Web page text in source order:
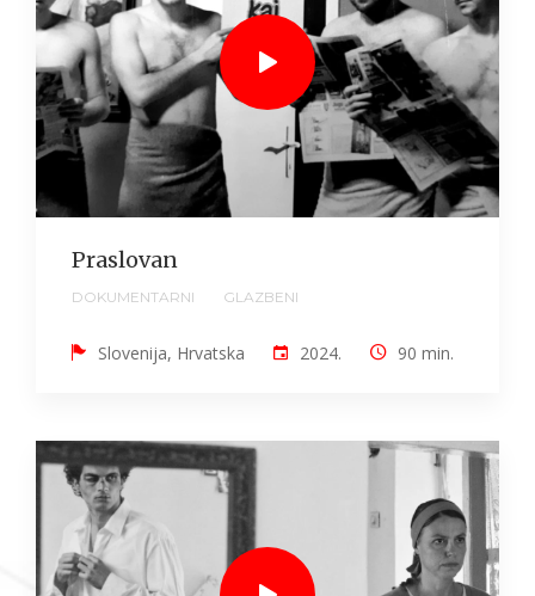
Praslovan
DOKUMENTARNI GLAZBENI
Slovenija, Hrvatska 2024. 90 min.